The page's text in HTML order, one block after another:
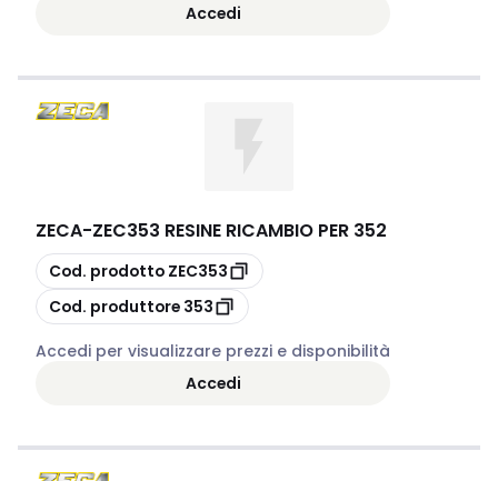
Accedi
ZECA-ZEC353 RESINE RICAMBIO PER 352
copia
Cod. prodotto ZEC353
copia
Cod. produttore 353
Accedi per visualizzare prezzi e disponibilità
Accedi